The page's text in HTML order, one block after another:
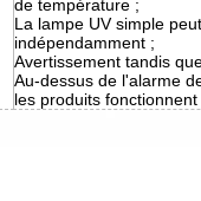
de température ;
La lampe UV simple
indépendamment ;
Avertissement tandis
Au-dessus de l'alarme
les produits fonctionnent